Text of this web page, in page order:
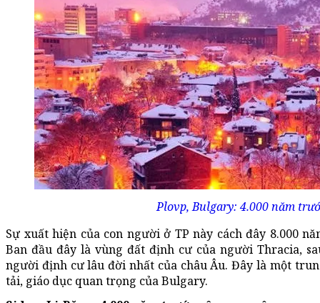
Plovp, Bulgary: 4.000 năm
Sự xuất hiện của con người ở TP này cách đây 8.000
Ban đầu đây là vùng đất định cư của người Thracia,
người định cư lâu đời nhất của châu Âu. Đây là một
tải, giáo dục quan trọng của Bulgary.